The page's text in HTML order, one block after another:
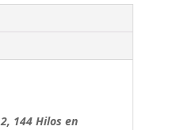
144 Hilos en